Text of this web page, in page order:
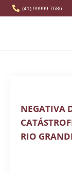
(41) 99999-7686
NEGATIVA
RIO